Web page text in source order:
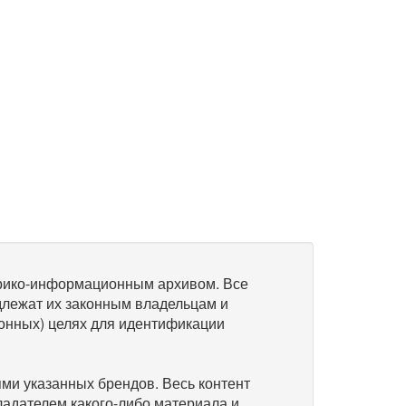
информационным архивом. Все
их законным владельцам и
целях для идентификации
указанных брендов. Весь контент